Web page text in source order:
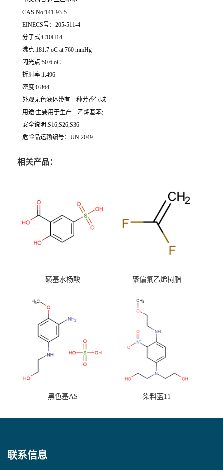
CAS No:141-93-5
EINECS号：205-511-4
分子式:C10H14
沸点:181.7 oC at 760 mmHg
闪光点:50.6 oC
折射率:1.496
密度:0.864
外观无色液体带有一种芳香气味
用途:主要用于生产二乙烯基苯;
安全说明:S16;S26;S36
危险品运输编号：UN 2049
相关产品：
磺基水杨酸 聚偏氟乙烯树脂
黑色基AS 染料蓝11
联系信息